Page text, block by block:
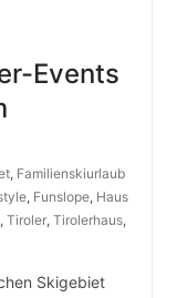
Events
, Familienskiurlaub
, Funslope, Haus
, Tiroler, Tirolerhaus,
Skigebiet